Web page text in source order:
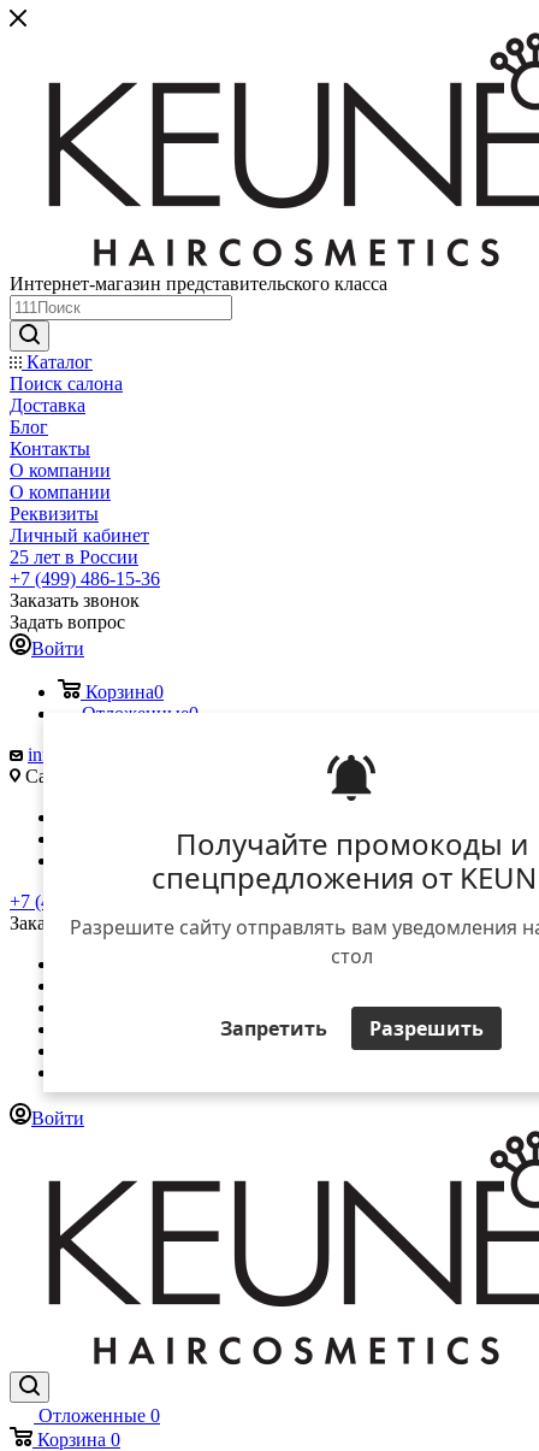
Получайте промокоды и
спецпредложения от
Разрешите сайту отправлять вам уведомления
стол
Запретить Разрешить
Интернет-магазин представительского класса
Каталог
Поиск салона
Доставка
Блог
Контакты
О компании
О компании
Реквизиты
Личный кабинет
25 лет в России
+7 (499) 486-15-36
Заказать звонок
Задать вопрос
Войти
Корзина0
Отложенные0
info@keune.ru
Саморы Машела ул., д. 5А
+7 (499) 486-15-36
Заказать звонок
Войти
Отложенные 0
Корзина 0